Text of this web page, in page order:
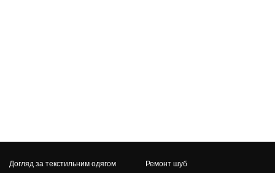
Догляд за текстильним одягом Ремонт шуб